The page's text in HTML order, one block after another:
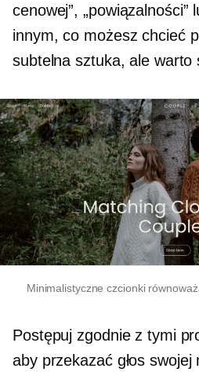
cenowej”, „powiązalności”
innym, co możesz chcieć
subtelna sztuka, ale warto
Minimalistyczne czcionki
Postępuj zgodnie z tymi
aby przekazać głos